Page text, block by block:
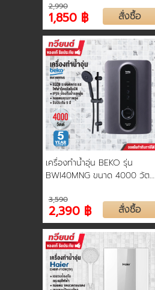
2,990
1,850 ฿ สั่งซื้อ
เครื่องทำน้ำอุ่น BEKO รุ่น
BWI40MNG ขนาด 4000 วัตต์
3,590
2,390 ฿ สั่งซื้อ